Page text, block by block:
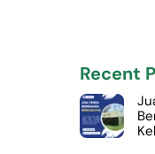
Recent